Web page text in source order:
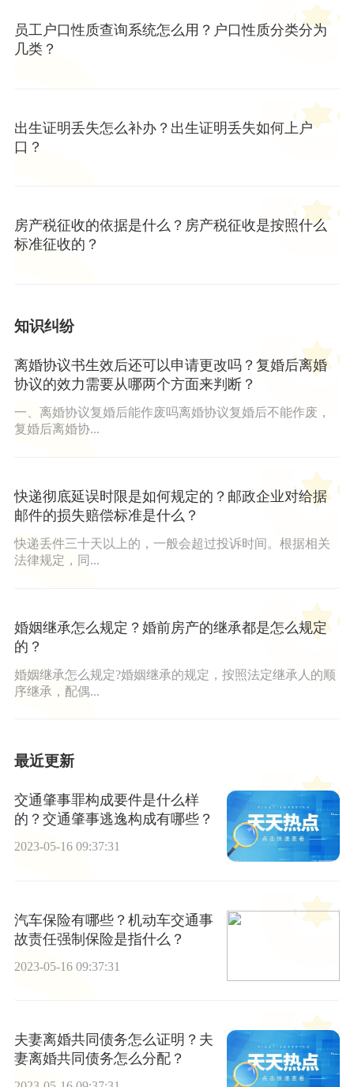
员工户口性质查询系统怎么用？户口性质分类分为
几类？
出生证明丢失怎么补办？出生证明丢失如何上户
口？
房产税征收的依据是什么？房产税征收是按照什么
标准征收的？
知识纠纷
离婚协议书生效后还可以申请更改吗？复婚后离婚
协议的效力需要从哪两个方面来判断？
一、离婚协议复婚后能作废吗离婚协议复婚后不能作废，
复婚后离婚协...
快递彻底延误时限是如何规定的？邮政企业对给据
邮件的损失赔偿标准是什么？
快递丢件三十天以上的，一般会超过投诉时间。根据相关
法律规定，同...
婚姻继承怎么规定？婚前房产的继承都是怎么规定
的？
婚姻继承怎么规定?婚姻继承的规定，按照法定继承人的顺
序继承，配偶...
最近更新
交通肇事罪构成要件是什么样
的？交通肇事逃逸构成有哪些？
2023-05-16 09:37:31
汽车保险有哪些？机动车交通事
故责任强制保险是指什么？
2023-05-16 09:37:31
夫妻离婚共同债务怎么证明？夫
妻离婚共同债务怎么分配？